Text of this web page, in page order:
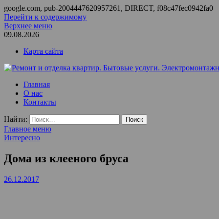
google.com, pub-2004447620957261, DIRECT, f08c47fec0942fa0
Перейти к содержимому
Верхнее меню
09.08.2026
Карта сайта
Ремонт и отделка квартир. Бытовые услуги.
ООО Домус — ремонт квартир, обслуживание и ремонт
Главная
О нас
Контакты
Найти:
Главное меню
Интересно
Дома из клееного бруса
26.12.2017